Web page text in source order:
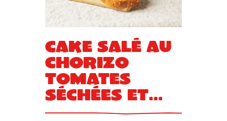
Cake salé au
chorizo
tomates
séchées et
basilic